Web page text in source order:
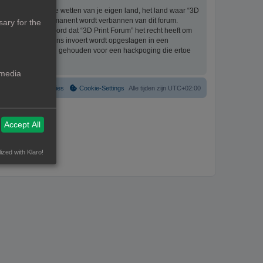
bevat die de wetten van je eigen land, het land waar “3D
ingang en permanent wordt verbannen van dit forum.
er mee akkoord dat “3D Print Forum” het recht heeft om
die je bij ons invoert wordt opgeslagen in een
worden gehouden voor een hackpoging die ertoe
Alle tijden zijn UTC+02:00
Cookie-Settings
Verwijder cookies
for the
Accept All
with Klaro!